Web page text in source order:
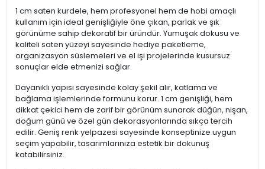
1 cm saten kurdele, hem profesyonel hem de hobi amaçlı
kullanım için ideal genişliğiyle öne çıkan, parlak ve şık
görünüme sahip dekoratif bir üründür. Yumuşak dokusu ve
kaliteli saten yüzeyi sayesinde hediye paketleme,
organizasyon süslemeleri ve el işi projelerinde kusursuz
sonuçlar elde etmenizi sağlar.
Dayanıklı yapısı sayesinde kolay şekil alır, katlama ve
bağlama işlemlerinde formunu korur. 1 cm genişliği, hem
dikkat çekici hem de zarif bir görünüm sunarak düğün, nişan,
doğum günü ve özel gün dekorasyonlarında sıkça tercih
edilir. Geniş renk yelpazesi sayesinde konseptinize uygun
seçim yapabilir, tasarımlarınıza estetik bir dokunuş
katabilirsiniz.